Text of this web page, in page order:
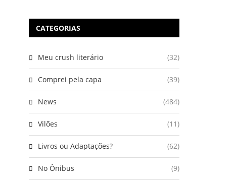
CATEGORIAS
Meu crush literário (32)
Comprei pela capa (39)
News (484)
Vilões (11)
Livros ou Adaptações? (62)
No Ônibus (9)